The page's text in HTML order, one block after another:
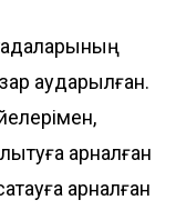
аударылған.
арналған
арналған